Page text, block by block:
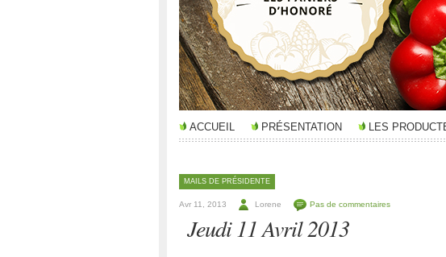
ACCUEIL PRÉSENTATION LES
MAILS DE PRÉSIDENTE
Avr 11, 2013 Lorene Pas de commentaires
Jeudi 11 Avril 2013